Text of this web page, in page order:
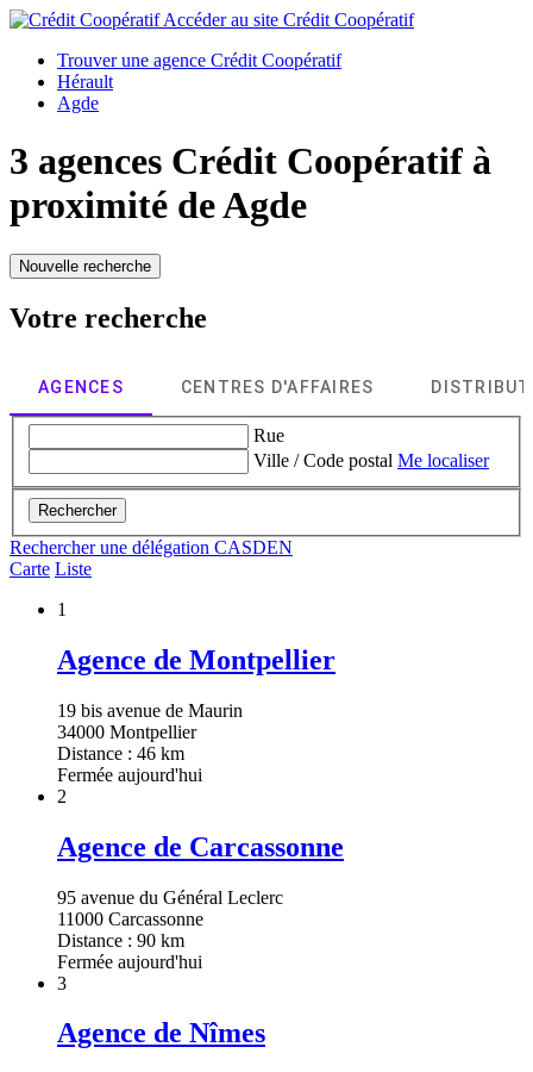
Accéder au site Crédit Coopératif
Trouver une agence Crédit Coopératif
Hérault
Agde
3 agences Crédit Coopératif à
proximité deAgde
Nouvelle recherche
Votre recherche
AGENCES CENTRES D'AFFAIRES
Rue
Ville / Code postal Me localiser
Rechercher
Rechercher une délégation CASDEN
Carte Liste
1
Agence de Montpellier
19 bis avenue de Maurin
34000 Montpellier
Distance : 46 km
Fermée aujourd'hui
2
Agence de Carcassonne
95 avenue du Général Leclerc
11000 Carcassonne
Distance : 90 km
Fermée aujourd'hui
3
Agence de Nîmes